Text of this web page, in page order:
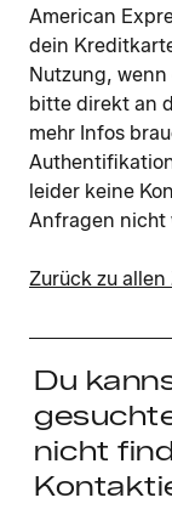
American
dein
Nutzung,
bitte direkt an
mehr Infos
leider keine
Anfragen nicht
Zurück zu
Du
nicht